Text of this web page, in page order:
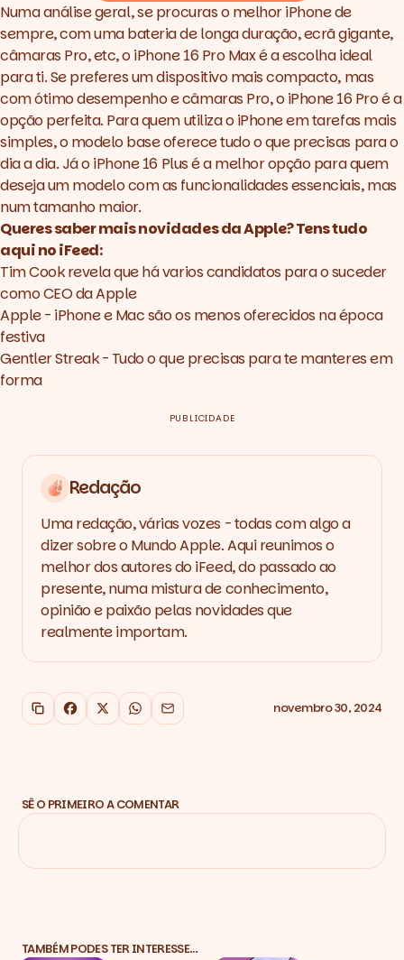
Numa análise geral, se procuras o melhor iPhone de
sempre, com uma bateria de longa duração, ecrã gigante,
câmaras Pro, etc, o iPhone 16 Pro Max é a escolha ideal
para ti. Se preferes um dispositivo mais compacto, mas
com ótimo desempenho e câmaras Pro, o iPhone 16 Pro é a
opção perfeita. Para quem utiliza o iPhone em tarefas mais
simples, o modelo base oferece tudo o que precisas para o
dia a dia. Já o iPhone 16 Plus é a melhor opção para quem
deseja um modelo com as funcionalidades essenciais, mas
num tamanho maior.
Queres saber mais novidades da Apple? Tens tudo
aqui no iFeed:
Tim Cook revela que há varios candidatos para o suceder
como CEO da Apple
Apple - iPhone e Mac são os menos oferecidos na época
festiva
Gentler Streak - Tudo o que precisas para te manteres em
forma
PUBLICIDADE
Redação
Uma redação, várias vozes - todas com algo a
dizer sobre o Mundo Apple. Aqui reunimos o
melhor dos autores do iFeed, do passado ao
presente, numa mistura de conhecimento,
opinião e paixão pelas novidades que
realmente importam.
Copiar link
Facebook
X WhatsApp
Email novembro 30, 2024
SÊ O PRIMEIRO A COMENTAR
TAMBÉM PODES TER INTERESSE…